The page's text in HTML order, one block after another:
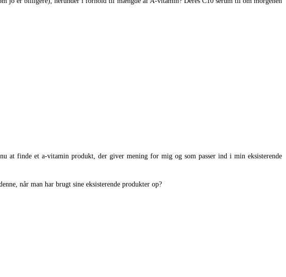
at finde et a-vitamin produkt, der giver mening for mig og som passer ind i min eksisterende
når man har brugt sine eksisterende produkter op?